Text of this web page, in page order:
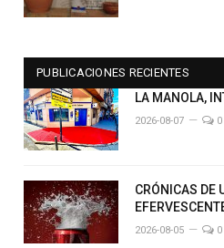
PUBLICACIONES RECIENTES
LA MANOLA,
2026-08-07 0
CRÓNICAS DE
2026-08-05 0